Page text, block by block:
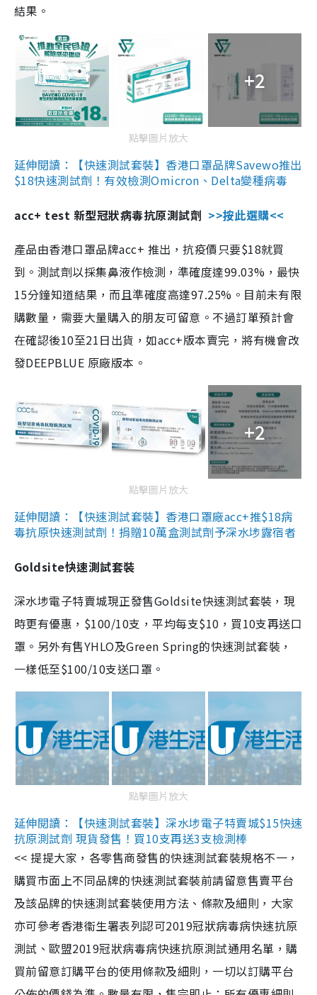
結果。
+2
點擊圖片放大
延伸閱讀：【快速測試套裝】香港口罩品牌Savewo推出
$18快速測試劑！有效檢測Omicron、Delta變種病毒
acc+ test 新型冠狀病毒抗原測試劑 >>按此選購<<
產品由香港口罩品牌acc+ 推出，抗疫價只要$18就買
到。測試劑以採集鼻液作檢測，準確度達99.03%，最快
15分鐘知道結果，而且準確度高達97.25%。目前未有限
購數量，需要大量購入的朋友可留意。不過訂單預計會
在確認後10至21日出貨，如acc+版本賣完，將有機會改
發DEEPBLUE 原廠版本。
+2
點擊圖片放大
延伸閱讀：【快速測試套裝】香港口罩廠acc+推$18病
毒抗原快速測試劑！捐贈10萬盒測試劑予深水埗露宿者
Goldsite快速測試套裝
深水埗電子特賣城現正發售Goldsite快速測試套裝，現
時更有優惠，$100/10支，平均每支$10，買10支再送口
罩。另外有售YHLO及Green Spring的快速測試套裝，
一樣低至$100/10支送口罩。
點擊圖片放大
延伸閱讀：【快速測試套裝】深水埗電子特賣城$15快速
抗原測試劑 現貨發售！買10支再送3支檢測棒
<< 提提大家，各零售商發售的快速測試套裝規格不一，
購買市面上不同品牌的快速測試套裝前請留意售賣平台
及該品牌的快速測試套裝使用方法、條款及細則，大家
亦可參考香港衞生署表列認可2019冠狀病毒病快速抗原
測試、歐盟2019冠狀病毒病快速抗原測試通用名單，購
買前留意訂購平台的使用條款及細則，一切以訂購平台